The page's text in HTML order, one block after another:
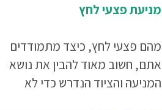
מניעת פצעי לחץ
מהם פצעי לחץ, כיצד מתמודדים
אתם, חשוב מאוד להבין את נושא
המניעה והציוד הנדרש כדי לא